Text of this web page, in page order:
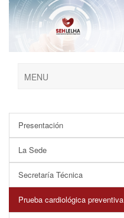
MENU
Presentación
La Sede
Secretaría Técnica
Prueba cardiológica preventiva